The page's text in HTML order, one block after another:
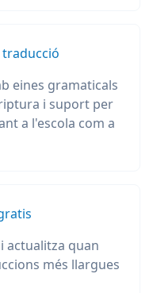
traducció
eines gramaticals
i suport per
a l'escola com a
actualitza quan
més llargues